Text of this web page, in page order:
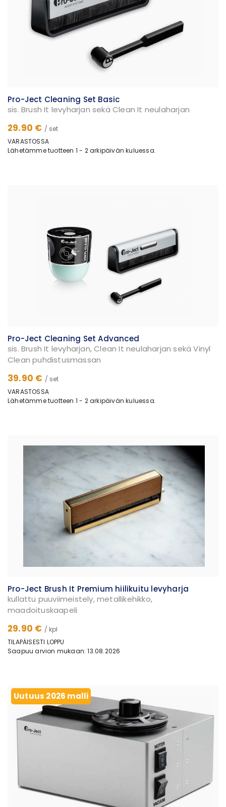
Pro-Ject Cleaning Set Basic
sis. Brush It levyharjan sekä Clean It neulaharjan
29.90 € / set
VARASTOSSA
Lähetämme tuotteen 1 - 2 arkipäivän kuluessa.
Pro-Ject Cleaning Set Advanced
sis. Brush It levyharjan, Clean It neulaharjan sekä Vinyl
Clean puhdistusmassan
39.90 € / set
VARASTOSSA
Lähetämme tuotteen 1 - 2 arkipäivän kuluessa.
Pro-Ject Brush It Premium hiilikuitu levyharja
kullattu puuviimeistely, metallikehikko,
maadoituskaapeli
29.90 € / kpl
TILAPÄISESTI LOPPU
Saapuu arvion mukaan: 13.08.2026
Uutuus 2026 malli